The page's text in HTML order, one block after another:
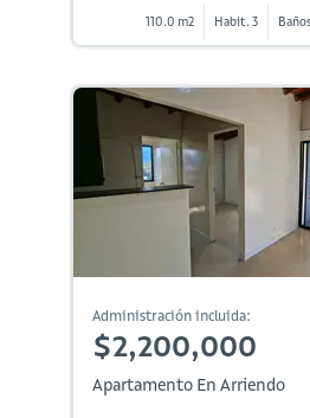
110.0 m2 Habit. 3
Administración incluida:
$2,200,000
Apartamento En Arriendo